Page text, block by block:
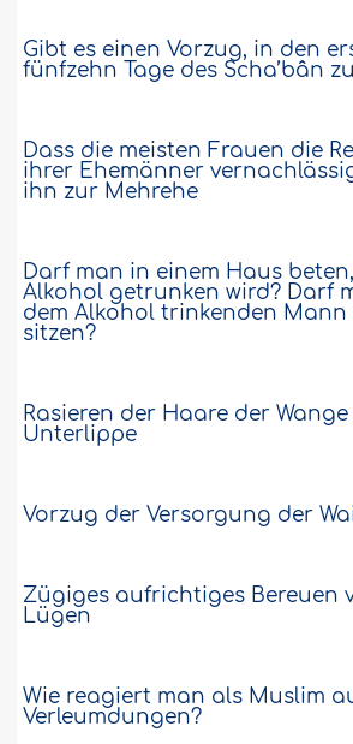
Gibt es einen Vorzug, in den
fünfzehn Tage des Scha’bân
Dass die meisten Frauen die
ihrer Ehemänner
ihn zur Mehrehe
Darf man in einem Haus
Alkohol getrunken wird? Darf
dem Alkohol trinkenden Mann
sitzen?
Rasieren der Haare der
Unterlippe
Vorzug der Versorgung der
Zügiges aufrichtiges Bereuen
Lügen
Wie reagiert man als Muslim
Verleumdungen?